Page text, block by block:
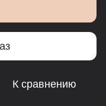
К сравнению